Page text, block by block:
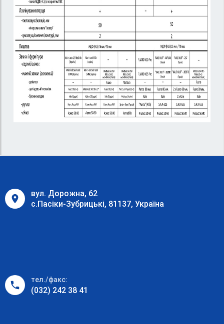
вул. Дорожна, 62
с.Пасіки-Зубрицькі, 81137, Україна
тел./факс:
(032) 242 38 41